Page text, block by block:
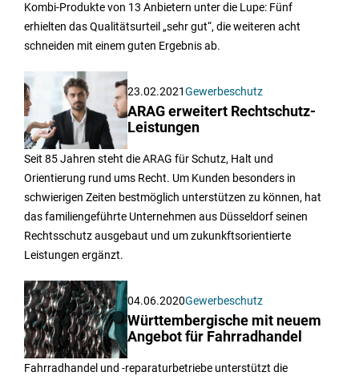
Kombi-Produkte von 13 Anbietern unter die Lupe: Fünf
erhielten das Qualitätsurteil „sehr gut“, die weiteren acht
schneiden mit einem guten Ergebnis ab.
23.02.2021Gewerbeschutz
ARAG erweitert Rechtschutz-
Leistungen
Seit 85 Jahren steht die ARAG für Schutz, Halt und
Orientierung rund ums Recht. Um Kunden besonders in
schwierigen Zeiten bestmöglich unterstützen zu können, hat
das familiengeführte Unternehmen aus Düsseldorf seinen
Rechtsschutz ausgebaut und um zukunkftsorientierte
Leistungen ergänzt.
04.06.2020Gewerbeschutz
Württembergische mit neuem
Angebot für Fahrradhandel
Fahrradhandel und -reparaturbetriebe unterstützt die